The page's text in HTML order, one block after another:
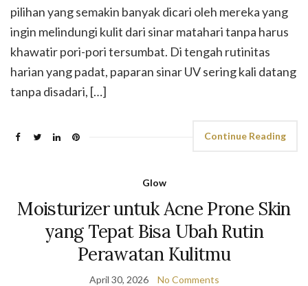
pilihan yang semakin banyak dicari oleh mereka yang
ingin melindungi kulit dari sinar matahari tanpa harus
khawatir pori-pori tersumbat. Di tengah rutinitas
harian yang padat, paparan sinar UV sering kali datang
tanpa disadari, […]
Continue Reading
Glow
Moisturizer untuk Acne Prone Skin
yang Tepat Bisa Ubah Rutin
Perawatan Kulitmu
April 30, 2026 No Comments